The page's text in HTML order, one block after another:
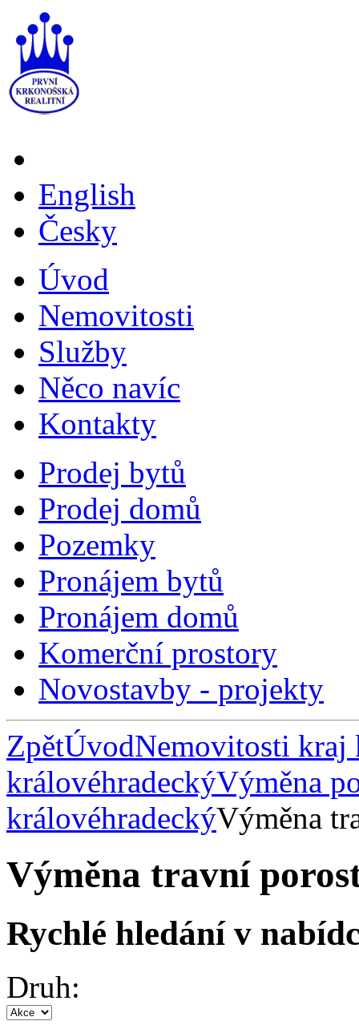
English
Česky
Úvod
Nemovitosti
Služby
Něco navíc
Kontakty
Prodej bytů
Prodej domů
Pozemky
Pronájem bytů
Pronájem domů
Komerční prostory
Novostavby - projekty
ZpětÚvodNemovitosti kraj
královéhradeckýVýměna
královéhradeckýVýměna
Výměna travní
Rychlé hledání v
Druh: